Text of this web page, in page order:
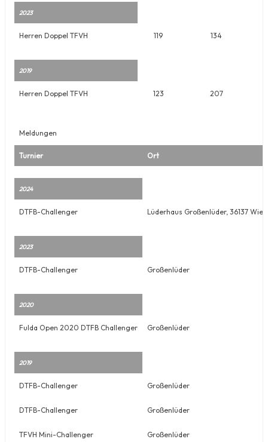
2023
Herren Doppel TFVH 119 134
2019
Herren Doppel TFVH 123 207
Meldungen
Turnier Ort
2024
DTFB-Challenger Lüderhaus Großenlüder, 36137
2023
DTFB-Challenger Großenlüder
2020
Fulda Open 2020 DTFB Challenger Großenlüder
2019
DTFB-Challenger Großenlüder
DTFB-Challenger Großenlüder
TFVH Mini-Challenger Großenlüder